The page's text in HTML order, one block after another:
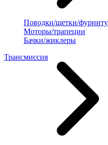
Поводки/щетки/
Моторы/трапеции
Бачки/жиклеры
Трансмиссия